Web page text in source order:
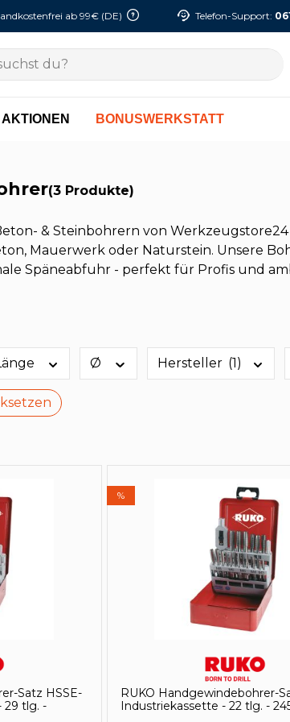
ab 99€ (DE) Telefon-Support:
AKTIONEN BONUSWERKSTATT
(3 Produkte)
& Steinbohrern von
Mauerwerk oder Naturstein. Unsere
Späneabfuhr - perfekt für Profis und
Ø Hersteller (1)
Satz HSSE-
29 tlg. -
%
RUKO Handgewindebohrer-
Industriekassette - 22 tlg. -